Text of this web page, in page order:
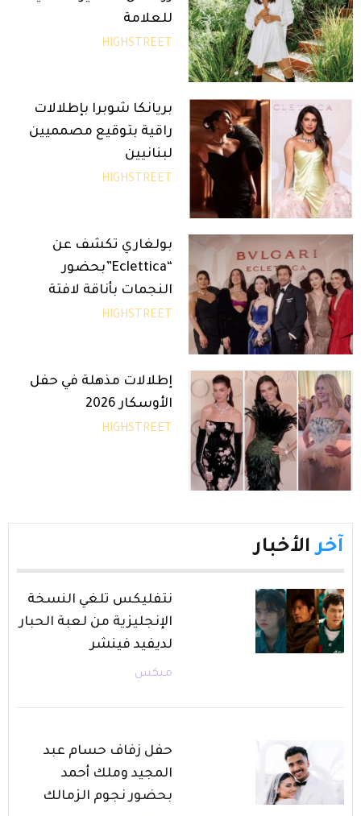
للعلامة
HIGHSTREET
بريانكا شوبرا بإطلالات
راقية بتوقيع مصمميين
لبنانيين
HIGHSTREET
بولغاري تكشف عن
“Eclettica”بحضور
النجمات بأناقة لافتة
HIGHSTREET
إطلالات مذهلة في حفل
الأوسكار 2026
HIGHSTREET
آخر الأخبار
نتفليكس تلغي النسخة
الإنجليزية من لعبة الحبار
لديفيد فينشر
ميكس
حفل زفاف حسام عبد
المجيد وملك أحمد
بحضور نجوم الزمالك